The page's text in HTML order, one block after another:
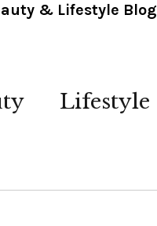
& Lifestyle Blog
Lifestyle